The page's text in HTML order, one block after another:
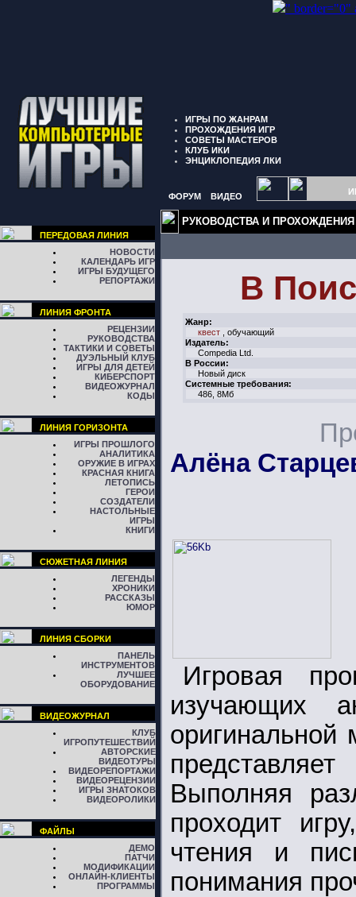
" border="0"
ИГРЫ ПО ЖАНРАМ
ПРОХОЖДЕНИЯ ИГР
СОВЕТЫ МАСТЕРОВ
КЛУБ ИКИ
ЭНЦИКЛОПЕДИЯ ЛКИ
ФОРУМ ВИДЕО
ПЕРЕДОВАЯ ЛИНИЯ
НОВОСТИ
КАЛЕНДАРЬ ИГР
ИГРЫ БУДУЩЕГО
РЕПОРТАЖИ
ЛИНИЯ ФРОНТА
РЕЦЕНЗИИ
РУКОВОДСТВА
ТАКТИКИ И СОВЕТЫ
ДУЭЛЬНЫЙ КЛУБ
ИГРЫ ДЛЯ ДЕТЕЙ
КИБЕРСПОРТ
ВИДЕОЖУРНАЛ
КОДЫ
ЛИНИЯ ГОРИЗОНТА
ИГРЫ ПРОШЛОГО
АНАЛИТИКА
ОРУЖИЕ В ИГРАХ
КРАСНАЯ КНИГА
ЛЕТОПИСЬ
ГЕРОИ
СОЗДАТЕЛИ
НАСТОЛЬНЫЕ
ИГРЫ
КНИГИ
СЮЖЕТНАЯ ЛИНИЯ
ЛЕГЕНДЫ
ХРОНИКИ
РАССКАЗЫ
ЮМОР
ЛИНИЯ СБОРКИ
ПАНЕЛЬ
ИНСТРУМЕНТОВ
ЛУЧШЕЕ
ОБОРУДОВАНИЕ
ВИДЕОЖУРНАЛ
КЛУБ
ИГРОПУТЕШЕСТВИЙ
АВТОРСКИЕ
ВИДЕОТУРЫ
ВИДЕОРЕПОРТАЖИ
ВИДЕОРЕЦЕНЗИИ
ИГРЫ ЗНАТОКОВ
ВИДЕОРОЛИКИ
ФАЙЛЫ
ДЕМО
ПАТЧИ
МОДИФИКАЦИИ
ОНЛАЙН-КЛИЕНТЫ
ПРОГРАММЫ
РУКОВОДСТВА И ПРОХОЖДЕНИЯ
В
Жанр:
квест , обучающий
Издатель:
Compedia Ltd.
В России:
Новый диск
Системные требования:
486, 8Мб
Алёна
Игровая
изучающих
оригинальной
Выполняя
проходит
чтения и
понимания